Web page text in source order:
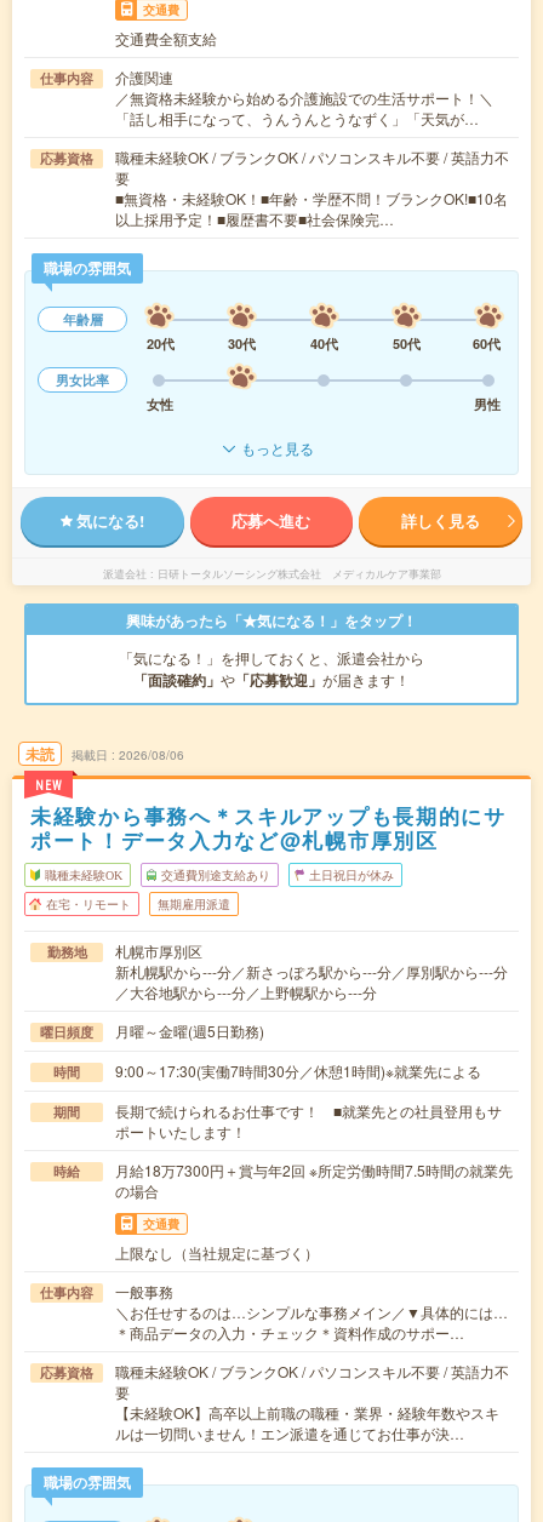
交通費
交通費全額支給
仕事内容
介護関連
／無資格未経験から始める介護施設での生活サポート！＼
「話し相手になって、うんうんとうなずく」「天気が…
応募資格
職種未経験OK / ブランクOK / パソコンスキル不要 / 英語力不
要
■無資格・未経験OK！■年齢・学歴不問！ブランクOK!■10名
以上採用予定！■履歴書不要■社会保険完…
職場の雰囲気
年齢層
20代
30代 40代 50代
60代
男女比率
女性
男性
もっと見る
気になる! 応募へ進む 詳しく見る
派遣会社 日研トータルソーシング株式会社 メディカルケア事業部
興味があったら「★気になる！」をタップ！
「気になる！」を押しておくと、派遣会社から
「面談確約」 や 「応募歓迎」 が届きます！
未読
NEW
掲載日 2026/08/06
未経験から事務へ＊スキルアップも長期的にサ
ポート！データ入力など@札幌市厚別区
職種未経験OK 交通費別途支給あり 土日祝日が休み
在宅・リモート 無期雇用派遣
勤務地
札幌市厚別区
新札幌駅から---分／新さっぽろ駅から---分／厚別駅から---分
／大谷地駅から---分／上野幌駅から---分
曜日頻度 月曜～金曜(週5日勤務)
時間 9:00～17:30(実働7時間30分／休憩1時間)※就業先による
期間
長期で続けられるお仕事です！ ■就業先との社員登用もサ
ポートいたします！
時給
月給18万7300円＋賞与年2回 ※所定労働時間7.5時間の就業先
の場合
交通費
上限なし（当社規定に基づく）
仕事内容
一般事務
＼お任せするのは…シンプルな事務メイン／▼具体的には…
＊商品データの入力・チェック＊資料作成のサポー…
応募資格
職種未経験OK / ブランクOK / パソコンスキル不要 / 英語力不
要
【未経験OK】高卒以上前職の職種・業界・経験年数やスキ
ルは一切問いません！エン派遣を通じてお仕事が決…
職場の雰囲気